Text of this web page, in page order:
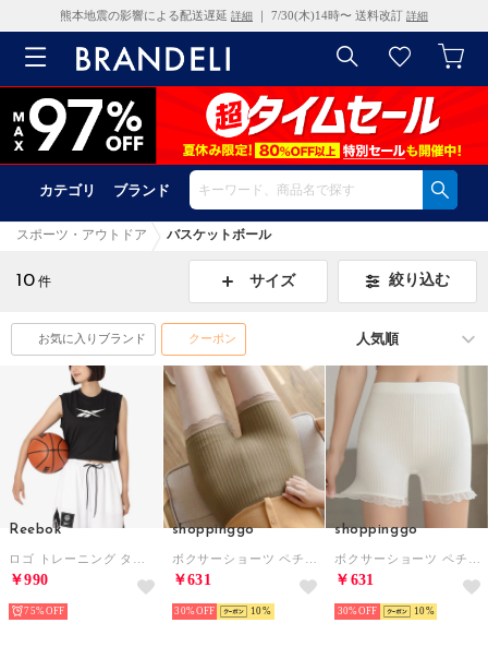
熊本地震の影響による配送遅延 詳細 ｜ 7/30(木)14時〜 送料改訂 詳細
カテゴリ ブランド
スポーツ・アウトドア バスケットボール
10 件 サイズ 絞り込む
お気に入りブランド クーポン
Reebok
￥990
75%
shoppinggo
￥631
30% 10
shoppinggo
￥631
30% 10